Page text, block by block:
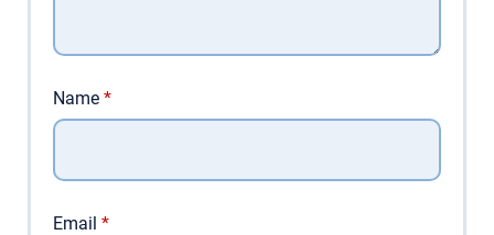
Name *
Email *